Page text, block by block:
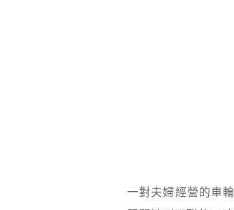
一對夫婦經營的車